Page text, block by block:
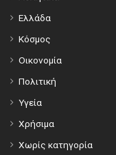
Ελλάδα
Κόσμος
Οικονομία
Πολιτική
Υγεία
Χρήσιμα
Χωρίς κατηγορία